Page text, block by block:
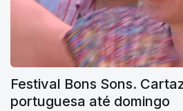
Festival Bons Sons.
portuguesa até domingo